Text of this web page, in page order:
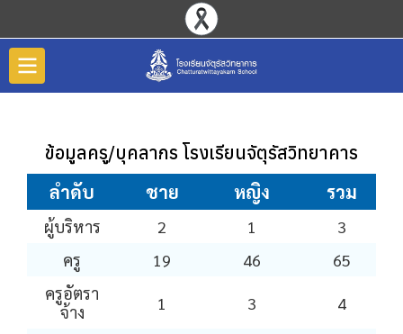
ข้อมูลครู/บุคลากร โรงเรียนจัตุรัสวิทยาคาร
ลำดับ ชาย หญิง รวม
ผู้บริหาร 2 1
3
ครู
19 46
65
ครูอัตรา
จ้าง
1 3 4